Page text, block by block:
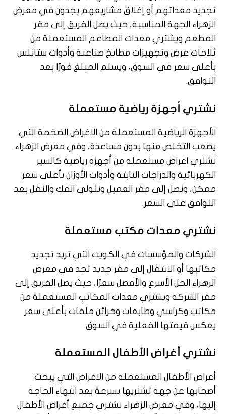
تجديد معداتهم أو إغلاق مشاريعهم يجدون في معرض
الزهراء الجهة المناسبة، حيث يصل الفريق إلى مقر
المطعم ويشتري معدات المطاعم المستعملة من
ثلاجات عرض وتجهيزات مطابخ صناعية وأدوات ستانلس
بأعلى سعر في السوق، ويسلم المبلغ فورًا بعد
التوافق.
نشتري أجهزة رياضية مستعملة
الأجهزة الرياضية المستعملة من الاغراض الضخمة التي
يصعب التخلص منها بدون مساعدة، وفي معرض الزهراء
نشتري اغراض مستعمله من أجهزة رياضية كالسير
الكهربائية والدراجات الثابتة وأدوات الأوزان بأعلى سعر
ممكن، ونصل إلى مقر العميل ونتولى الفك والنقل بعد
التوافق على السعر.
نشتري معدات مكتب مستعملة
الشركات والمؤسسات في الكويت التي تريد تجديد
مكاتبها أو الانتقال إلى مقر جديد تجد في معرض
الزهراء الحل الأسرع والأفضل سعرًا، حيث يصل الفريق إلى
مقر الشركة ويشتري معدات المكاتب المستعملة من
مكاتب وكراسي وطابعات وخزائن ملفات بأعلى سعر
يعكس قيمتها الفعلية في السوق.
نشتري أغراض الأطفال المستعملة
أغراض الأطفال المستعملة من الاغراض التي يبحث
أصحابها عن جهة تشتريها بسرعة بعد انتهاء الحاجة
إليها، وفي معرض الزهراء نشتري جميع أغراض الأطفال